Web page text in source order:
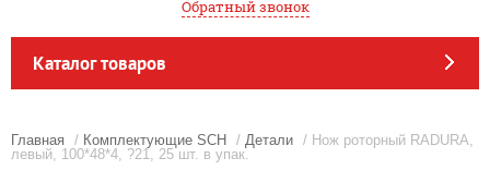
Обратный звонок
Каталог товаров
Главная / Комплектующие SCH / Детали / Нож роторный RADURA,
левый, 100*48*4, ?21, 25 шт. в упак.